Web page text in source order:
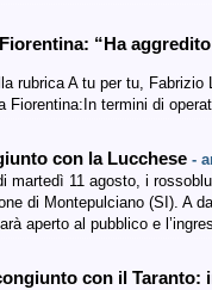
“Ha
rubrica A tu per tu,
Fiorentina:In termini di
con la Lucchese -
martedì 11 agosto, i
di Montepulciano (SI). A
aperto al pubblico e
con il Taranto: